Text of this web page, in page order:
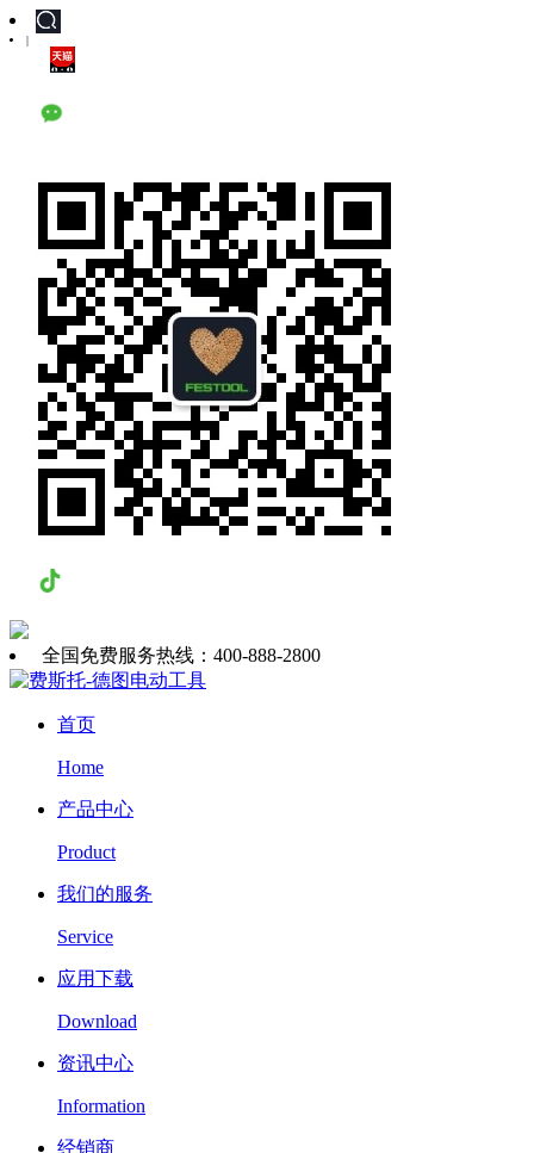
|
全国免费服务热线：400-888-2800
首页
Home
产品中心
Product
我们的服务
Service
应用下载
Download
资讯中心
Information
经销商